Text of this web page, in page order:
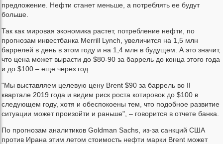
предложение. Нефти станет меньше, а потреблять ее будут
больше.
Так как мировая экономика растет, потребление нефти, по
прогнозам инвестбанка Merrill Lynch, увеличится на 1,5 млн
баррелей в день в этом году и на 1,4 млн в будущем. А это значит,
что цена может вырасти до $80-90 за баррель до конца этого года
и до $100 – еще через год.
"Мы выставляем целевую цену Brent $90 за баррель во II
квартале 2019 года и видим риск роста котировок до $100 в
следующем году, хотя и обеспокоены тем, что подобное развитие
ситуации может произойти и раньше", – говорится в отчете банка.
По прогнозам аналитиков Goldman Sachs, из-за санкций США
против Ирана этим летом стоимость нефти марки Brent может